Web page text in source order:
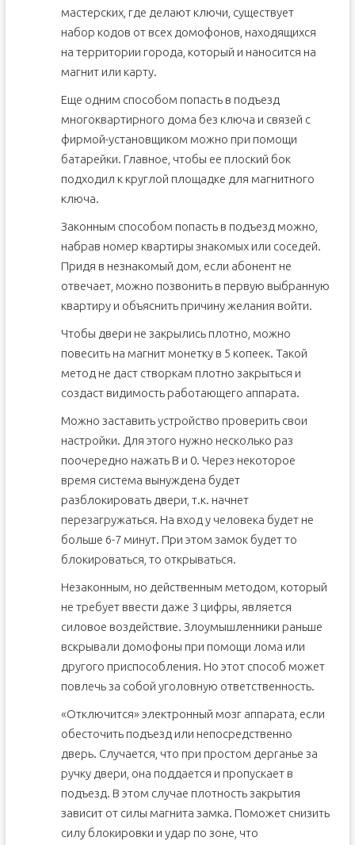
мастерских, где делают ключи, существует
набор кодов от всех домофонов, находящихся
на территории города, который и наносится на
магнит или карту.
Еще одним способом попасть в подъезд
многоквартирного дома без ключа и связей с
фирмой-установщиком можно при помощи
батарейки. Главное, чтобы ее плоский бок
подходил к круглой площадке для магнитного
ключа.
Законным способом попасть в подъезд можно,
набрав номер квартиры знакомых или соседей.
Придя в незнакомый дом, если абонент не
отвечает, можно позвонить в первую выбранную
квартиру и объяснить причину желания войти.
Чтобы двери не закрылись плотно, можно
повесить на магнит монетку в 5 копеек. Такой
метод не даст створкам плотно закрыться и
создаст видимость работающего аппарата.
Можно заставить устройство проверить свои
настройки. Для этого нужно несколько раз
поочередно нажать В и 0. Через некоторое
время система вынуждена будет
разблокировать двери, т.к. начнет
перезагружаться. На вход у человека будет не
больше 6-7 минут. При этом замок будет то
блокироваться, то открываться.
Незаконным, но действенным методом, который
не требует ввести даже 3 цифры, является
силовое воздействие. Злоумышленники раньше
вскрывали домофоны при помощи лома или
другого приспособления. Но этот способ может
повлечь за собой уголовную ответственность.
«Отключится» электронный мозг аппарата, если
обесточить подъезд или непосредственно
дверь. Случается, что при простом дерганье за
ручку двери, она поддается и пропускает в
подъезд. В этом случае плотность закрытия
зависит от силы магнита замка. Поможет снизить
силу блокировки и удар по зоне, что